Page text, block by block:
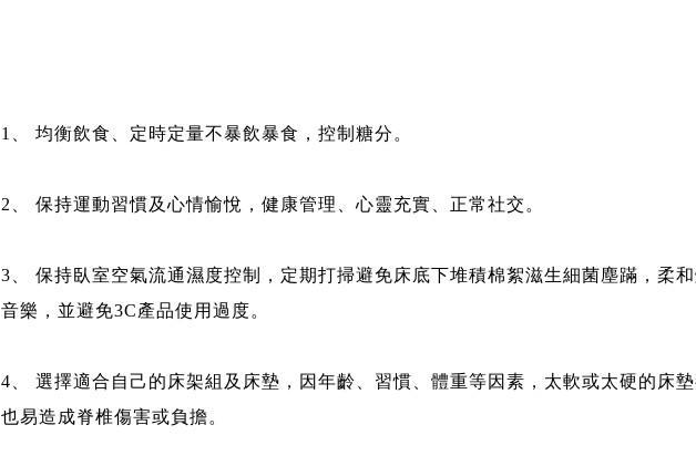
1、 均衡飲食、定時定量不暴飲暴食，控制糖分。
2、 保持運動習慣及心情愉悅，健康管理、心靈充實、正常社交。
3、 保持臥室空氣流通濕度控制，定期打掃避免床底下堆積棉絮滋生細菌塵蹣，柔
音樂，並避免3C產品使用過度。
4、 選擇適合自己的床架組及床墊，因年齡、習慣、體重等因素，太軟或太硬的床墊
也易造成脊椎傷害或負擔。